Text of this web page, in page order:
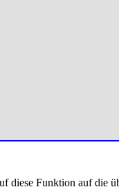
diese Funktion auf die